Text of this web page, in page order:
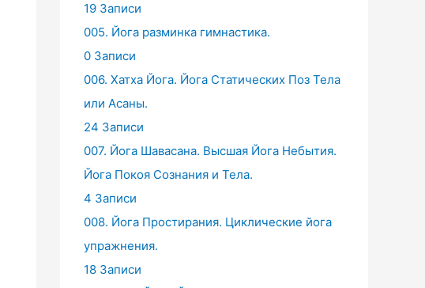
19 Записи
005. Йога разминка гимнастика.
0 Записи
006. Хатха Йога. Йога Статических Поз Тела
или Асаны.
24 Записи
007. Йога Шавасана. Высшая Йога Небытия.
Йога Покоя Сознания и Тела.
4 Записи
008. Йога Простирания. Циклические йога
упражнения.
18 Записи